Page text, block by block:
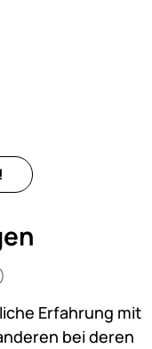
5 (1 Bewertungen)
Erfahrung mit
bei deren